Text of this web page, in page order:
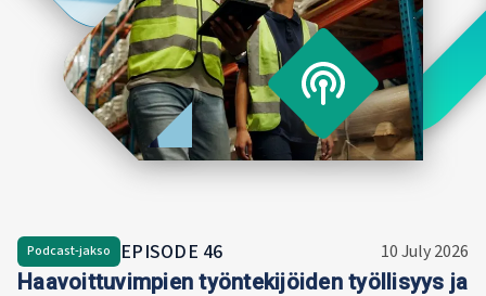
Hän on
of
Podcast-jakso EPISODE 46 10 July 2026
Haavoittuvimpien työntekijöiden työllisyys ja